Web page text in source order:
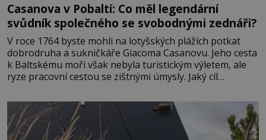
Casanova v Pobaltí: Co měl legendární
svůdník společného se svobodnými zednáři?
V roce 1764 byste mohli na lotyšských plážích potkat
dobrodruha a sukničkáře Giacoma Casanovu. Jeho cesta
k Baltskému moři však nebyla turistickým výletem, ale
ryze pracovní cestou se zištnými úmysly. Jaký cíl
lotyšské Rigy? Casanova v Pobaltí kontaktoval tamní
zednářské lóže. Nebyl v této oblasti žádným nováčkem,
protože do zednářské